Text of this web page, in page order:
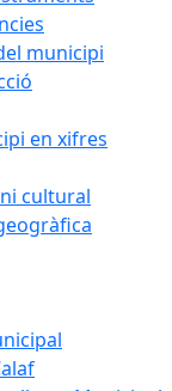
municipi
en xifres
cultural